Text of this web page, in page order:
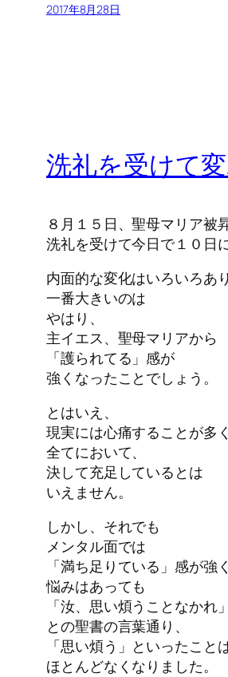
2017年8月28日
洗礼を受けて
８月１５日、聖母マリア被
洗礼を受けて今日で１０日
内面的な変化はいろいろあ
一番大きいのは
やはり、
主イエス、聖母マリアから
「護られてる」感が
強くなったことでしょう。
とはいえ、
現実には心痛することが多く
全てにおいて、
決して充足しているとは
いえません。
しかし、それでも
メンタル面では
「満ち足りている」感が強く
悩みはあっても
「汝、思い煩うことなかれ
との聖書の言葉通り、
「思い煩う」といったこと
ほとんどなくなりました。